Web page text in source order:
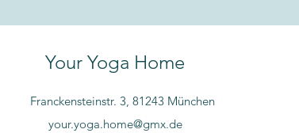
Your Yoga Home
Franckensteinstr. 3, 81243 München
your.yoga.home@gmx.de